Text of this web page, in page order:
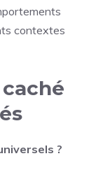
contextes
?